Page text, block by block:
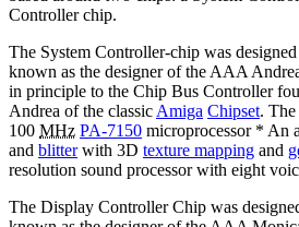
Controller chip.
The System Controller-chip was
known as the designer of the AAA
in principle to the Chip Bus Controller
Andrea of the classic Amiga Chipset.
100 MHz PA-7150 microprocessor * An
and blitterwith 3D texture mapping and
resolution sound processor with eight
The Display Controller Chip was